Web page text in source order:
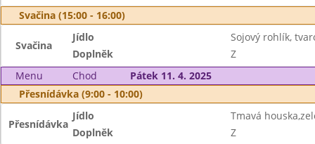
Svačina (15:00 - 16:00)
Svačina
Jídlo
Sojový rohlík,
Doplněk
Z
Menu
Chod
Pátek 11. 4. 2025
Přesnídávka (9:00 - 10:00)
Přesnídávka
Jídlo
Tmavá
Doplněk
Z